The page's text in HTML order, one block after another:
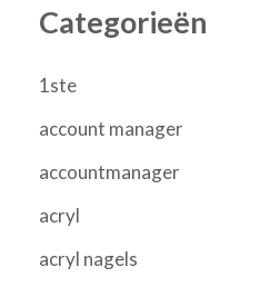
Categorieën
1ste
account manager
accountmanager
acryl
acryl nagels